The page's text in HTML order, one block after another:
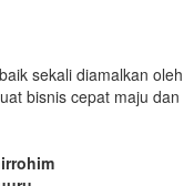
sekali diamalkan
bisnis cepat maju